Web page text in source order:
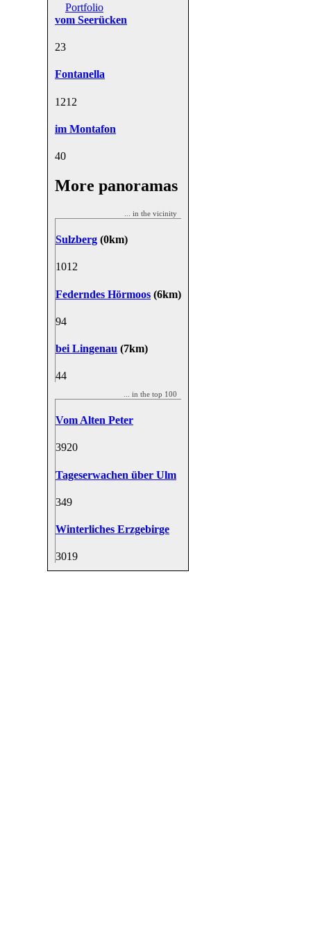
Portfolio
vom Seerücken
23
Fontanella
1212
im Montafon
40
More panoramas
... in the vicinity
Sulzberg (0km)
1012
Federndes Hörmoos (6km)
94
bei Lingenau (7km)
44
... in the top 100
Vom Alten Peter
3920
Tageserwachen über Ulm
349
Winterliches Erzgebirge
3019